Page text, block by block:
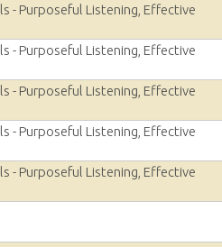
- Purposeful Listening, Effective
- Purposeful Listening, Effective
- Purposeful Listening, Effective
- Purposeful Listening, Effective
- Purposeful Listening, Effective